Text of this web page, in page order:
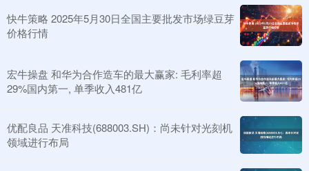
快牛策略 2025年5月30日全国主要批发市场绿豆芽
价格行情
宏牛操盘 和华为合作造车的最大赢家: 毛利率超
29%国内第一, 单季收入481亿
优配良品 天准科技(688003.SH)：尚未针对光刻机
领域进行布局